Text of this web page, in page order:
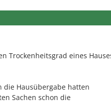
Trockenheitsgrad eines
die Hausübergabe hatten
Sachen schon die